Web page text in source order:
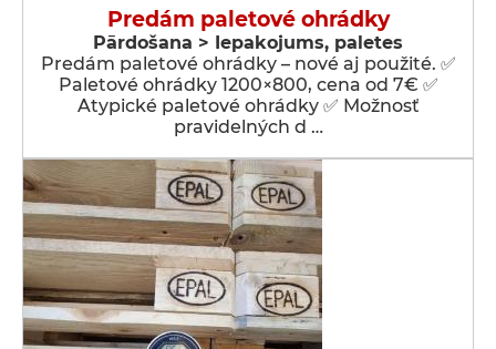
Predám paletové ohrádky
Pārdošana > Iepakojums, paletes
Predám paletové ohrádky – nové aj použité. ✅
Paletové ohrádky 1200×800, cena od 7€ ✅
Atypické paletové ohrádky ✅ Možnosť
pravidelných d …